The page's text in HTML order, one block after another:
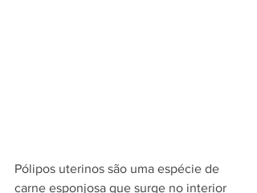
Pólipos uterinos são uma espécie de
carne esponjosa que surge no interior